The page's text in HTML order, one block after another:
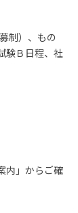
制）、もの
験Ｂ日程、社
内」からご確